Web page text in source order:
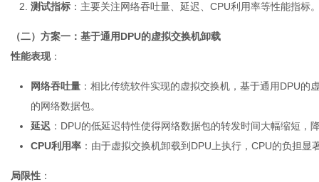
测试指标 ：主要关注网络吞吐量、延迟、CPU利用率等性能指标
（二）方案一：基于通用DPU的虚拟交换机卸载
性能表现：
网络吞吐量 ：相比传统软件实现的虚拟交换机，基于通用DPU
的网络数据包。
延迟 ：DPU的低延迟特性使得网络数据包的转发时间大幅缩短，
CPU利用率 ：由于虚拟交换机卸载到DPU上执行，CPU的负担
局限性 ：